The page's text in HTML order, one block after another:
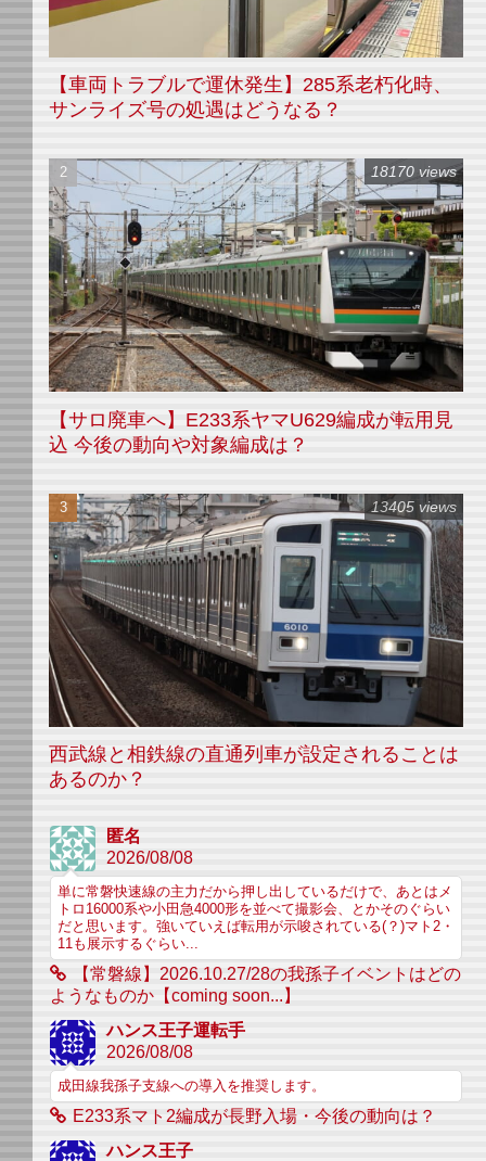
【車両トラブルで運休発生】285系老朽化時、
サンライズ号の処遇はどうなる？
【サロ廃車へ】E233系ヤマU629編成が転用見
込 今後の動向や対象編成は？
18170 views
西武線と相鉄線の直通列車が設定されることは
あるのか？
13405 views
匿名
2026/08/08
単に常磐快速線の主力だから押し出しているだけで、あとはメ
トロ16000系や小田急4000形を並べて撮影会、とかそのぐらい
だと思います。強いていえば転用が示唆されている(？)マト2・
11も展示するぐらい...
【常磐線】2026.10.27/28の我孫子イベントはどの
ようなものか【coming soon...】
ハンス王子運転手
2026/08/08
成田線我孫子支線への導入を推奨します。
E233系マト2編成が長野入場・今後の動向は？
ハンス王子